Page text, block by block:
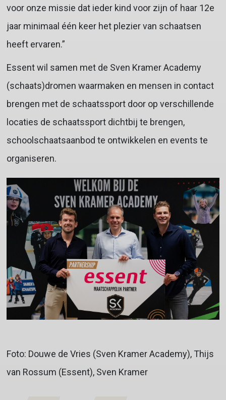
voor onze missie dat ieder kind voor zijn of haar 12e
jaar minimaal één keer het plezier van schaatsen
heeft ervaren.”
Essent wil samen met de Sven Kramer Academy
(schaats)dromen waarmaken en mensen in contact
brengen met de schaatssport door op verschillende
locaties de schaatssport dichtbij te brengen,
schoolschaatsaanbod te ontwikkelen en events te
organiseren.
Foto: Douwe de Vries (Sven Kramer Academy), Thijs
van Rossum (Essent), Sven Kramer